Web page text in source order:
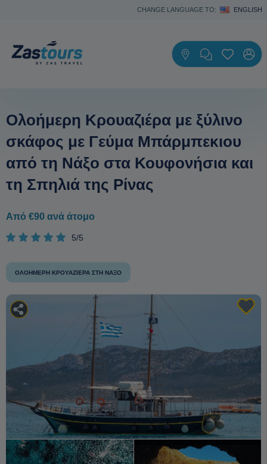
CHANGE LANGUAGE TO: ENGLISH
Ολοήμερη Κρουαζιέρα με ξύλινο
σκάφος με Γεύμα Μπάρμπεκιου
από τη Νάξο στα Κουφονήσια και
τη Σπηλιά της Ρίνας
Από €90 ανά άτομο
5/5
ΟΛΟΉΜΕΡΗ ΚΡΟΥΑΖΙΈΡΑ ΣΤΗ ΝΆΞΟ